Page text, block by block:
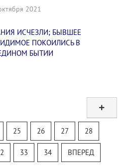
2021
ИСЧЕЗЛИ; БЫВШЕЕ
ПОКОИЛИСЬ В
БЫТИИ
25 26 27 28
33 34 ВПЕРЕД